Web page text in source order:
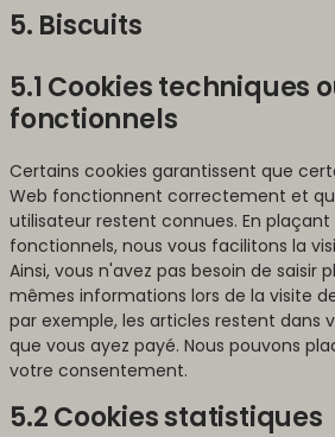
5. Biscuits
5.1 Cookies techniques
fonctionnels
Certains cookies garantissent que
Web fonctionnent correctement et
utilisateur restent connues. En plaçant
fonctionnels, nous vous facilitons la
Ainsi, vous n'avez pas besoin de saisir
mêmes informations lors de la visite
par exemple, les articles restent dans
que vous ayez payé. Nous pouvons
votre consentement.
5.2 Cookies statistiques